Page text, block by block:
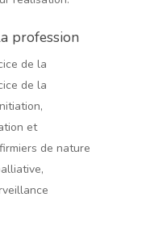
profession
de la
de la
et
de nature